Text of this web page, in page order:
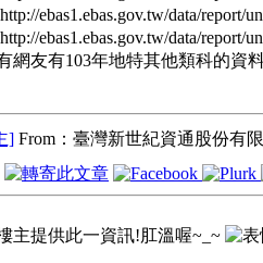
ebas1.ebas.gov.tw/data/
ebas1.ebas.gov.tw/data/
網友有103年地特其他類科的資
] From：臺灣新世紀資通股份有
主提供此一資訊!肛溫喔~_~